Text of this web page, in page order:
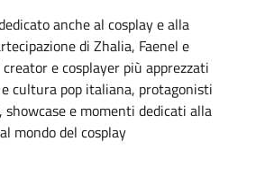
anche al cosplay e alla
di Zhalia, Faenel e
e cosplayer più apprezzati
cultura pop italiana, protagonisti
e momenti dedicati alla
mondo del cosplay